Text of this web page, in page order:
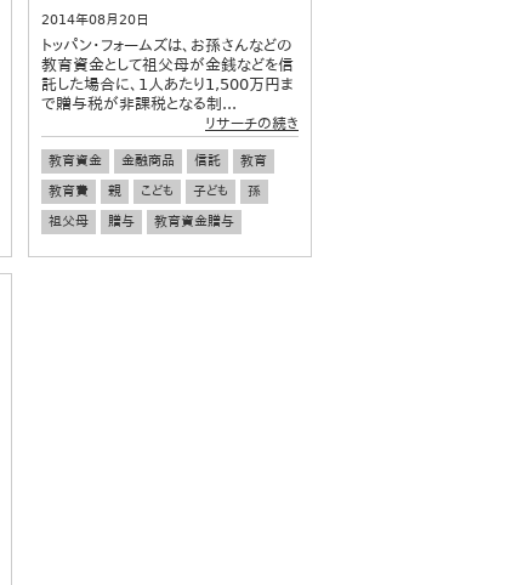
2014年08月20日
トッパン・フォームズは、お孫さんなどの
教育資金として祖父母が金銭などを信
託した場合に、1人あたり1,500万円ま
で贈与税が非課税となる制...
リサーチの続き
教育資金 金融商品 信託
教育
教育費
親 こども 子ども
孫
祖父母
贈与 教育資金贈与